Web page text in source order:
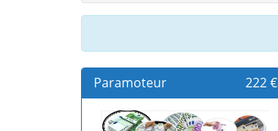
Paramoteur 222 €